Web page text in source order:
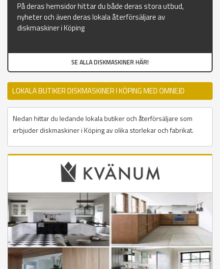
På deras hemsidor hittar du både deras stora utbud,
nyheter och även deras lokala återförsäljare av
diskmaskiner i Köping
SE ALLA DISKMASKINER HÄR!
LOKALA BUTIKER DISKMASKINER I KÖPING MED OMNEJD
Nedan hittar du ledande lokala butiker och återförsäljare som
erbjuder diskmaskiner i Köping av olika storlekar och fabrikat.